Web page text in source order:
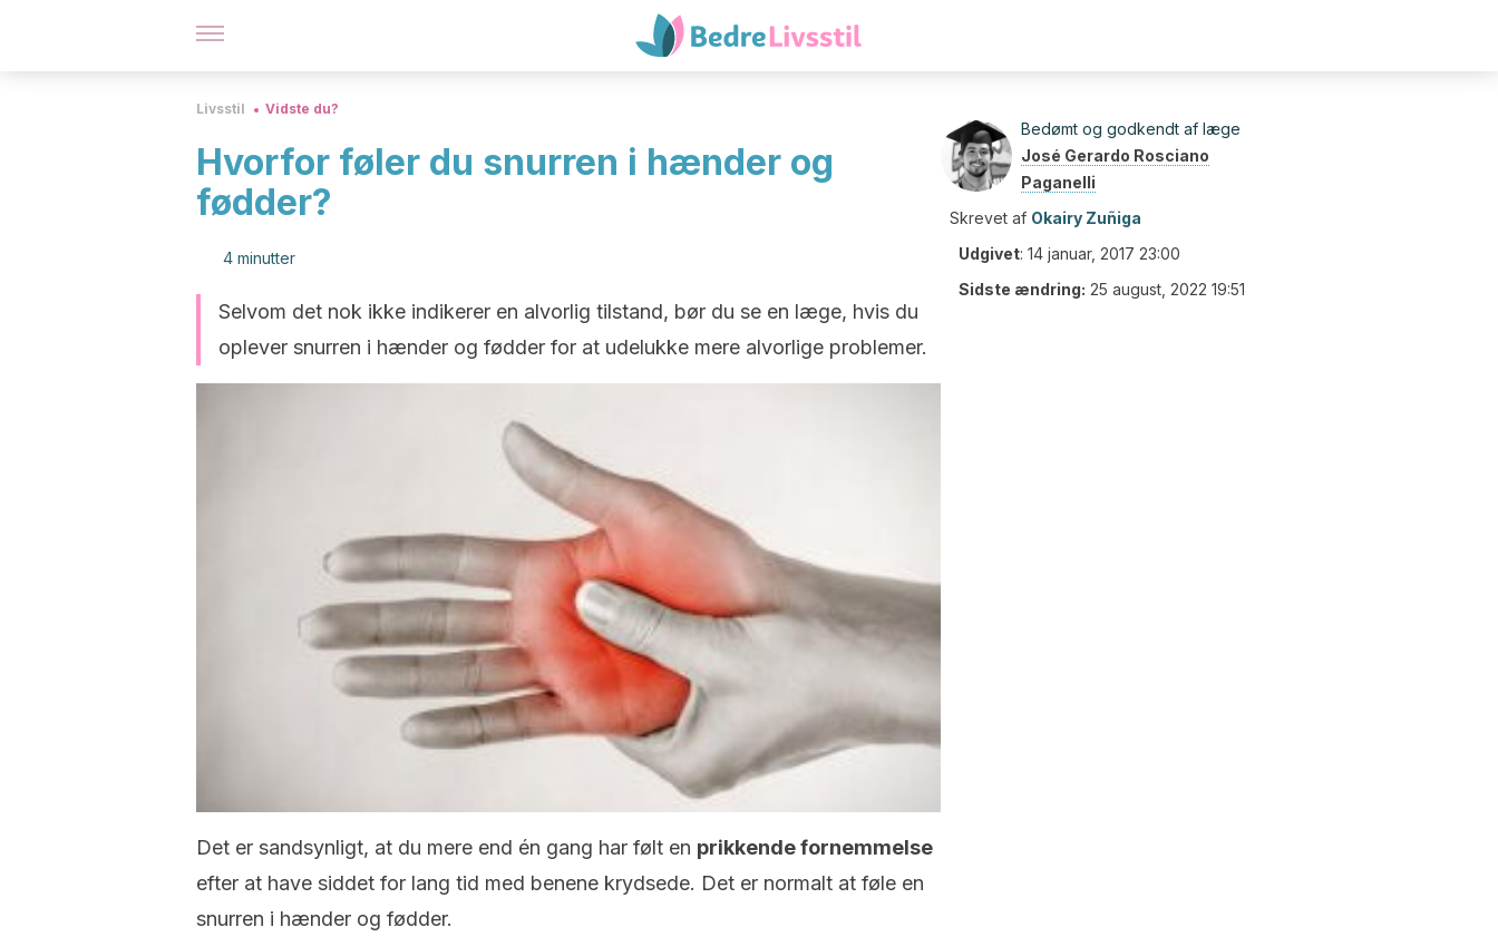
Livsstil Vidste du?
Hvorfor føler du snurren i hænder og
fødder?
4 minutter
Selvom det nok ikke indikerer en alvorlig tilstand, bør du se en læge, hvis du
oplever snurren i hænder og fødder for at udelukke mere alvorlige problemer.
Det er sandsynligt, at du mere end én gang har følt en prikkende fornemmelse
efter at have siddet for lang tid med benene krydsede. Det er normalt at føle en
snurren i hænder og fødder.
Bedømt og godkendt af læge
José Gerardo Rosciano
Paganelli
Skrevet af Okairy Zuñiga
Udgivet: 14 januar, 2017 23:00
Sidste ændring: 25 august, 2022 19:51